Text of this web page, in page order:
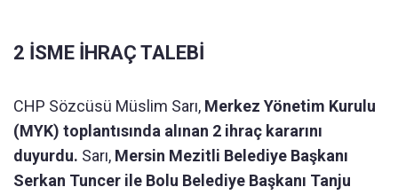
2 İSME İHRAÇ TALEBİ
CHP Sözcüsü Müslim Sarı, Merkez Yönetim Kurulu
(MYK) toplantısında alınan 2 ihraç kararını
duyurdu. Sarı, Mersin Mezitli Belediye Başkanı
Serkan Tuncer ile Bolu Belediye Başkanı Tanju